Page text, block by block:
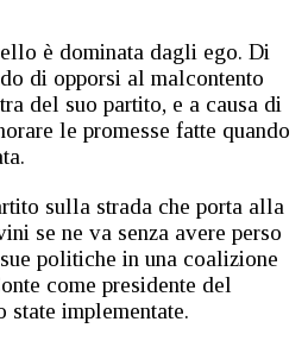
è dominata dagli ego. Di
di opporsi al malcontento
del suo partito, e a causa di
le promesse fatte quando
sulla strada che porta alla
se ne va senza avere perso
politiche in una coalizione
come presidente del
state implementate.